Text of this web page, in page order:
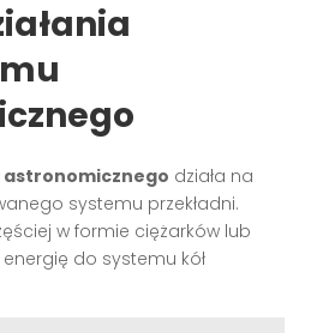
astronomicznego działa na
systemu przekładni.
w formie ciężarków lub
do systemu kół